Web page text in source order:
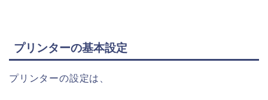
プリンターの基本設定
プリンターの設定は、